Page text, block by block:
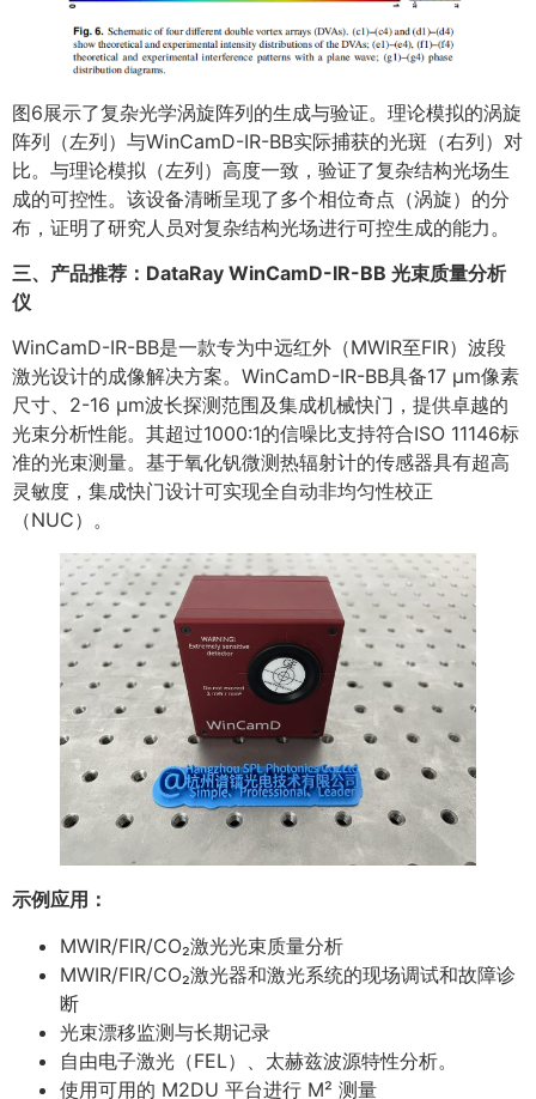
图6展示了复杂光学涡旋阵列的生成与验证。​理论模拟的涡旋
阵列（左列）与WinCamD-IR-BB实际捕获的光斑（右列）对
比。与理论模拟（左列）高度一致，验证了复杂结构光场生
成的可控性。该设备清晰呈现了多个相位奇点（涡旋）的分
布，证明了研究人员对复杂结构光场进行可控生成的能力。
三、产品推荐：DataRay WinCamD-IR-BB 光束质量分析
仪
WinCamD-IR-BB是一款专为中远红外（MWIR至FIR）波段
激光设计的成像解决方案。WinCamD-IR-BB具备17 µm像素
尺寸、2-16 µm波长探测范围及集成机械快门，提供卓越的
光束分析性能。其超过1000:1的信噪比支持符合ISO 11146标
准的光束测量。基于氧化钒微测热辐射计的传感器具有超高
灵敏度，集成快门设计可实现全自动非均匀性校正
（NUC）。
示例应用：
MWIR/FIR/CO₂激光光束质量分析
MWIR/FIR/CO₂激光器和激光系统的现场调试和故障诊
断
光束漂移监测与长期记录
自由电子激光（FEL）、太赫兹波源特性分析。
使用可用的 M2DU 平台进行 M² 测量